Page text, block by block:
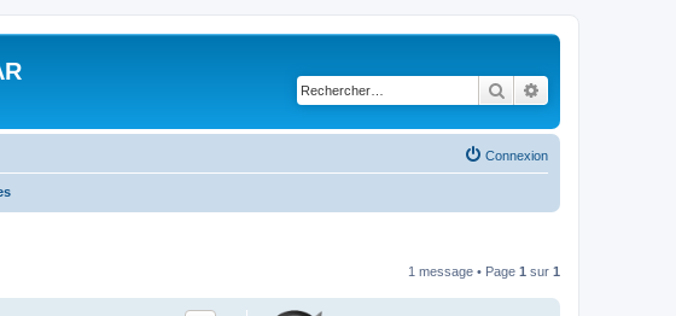
Rechercher
Connexion
1 message • Page 1 sur 1